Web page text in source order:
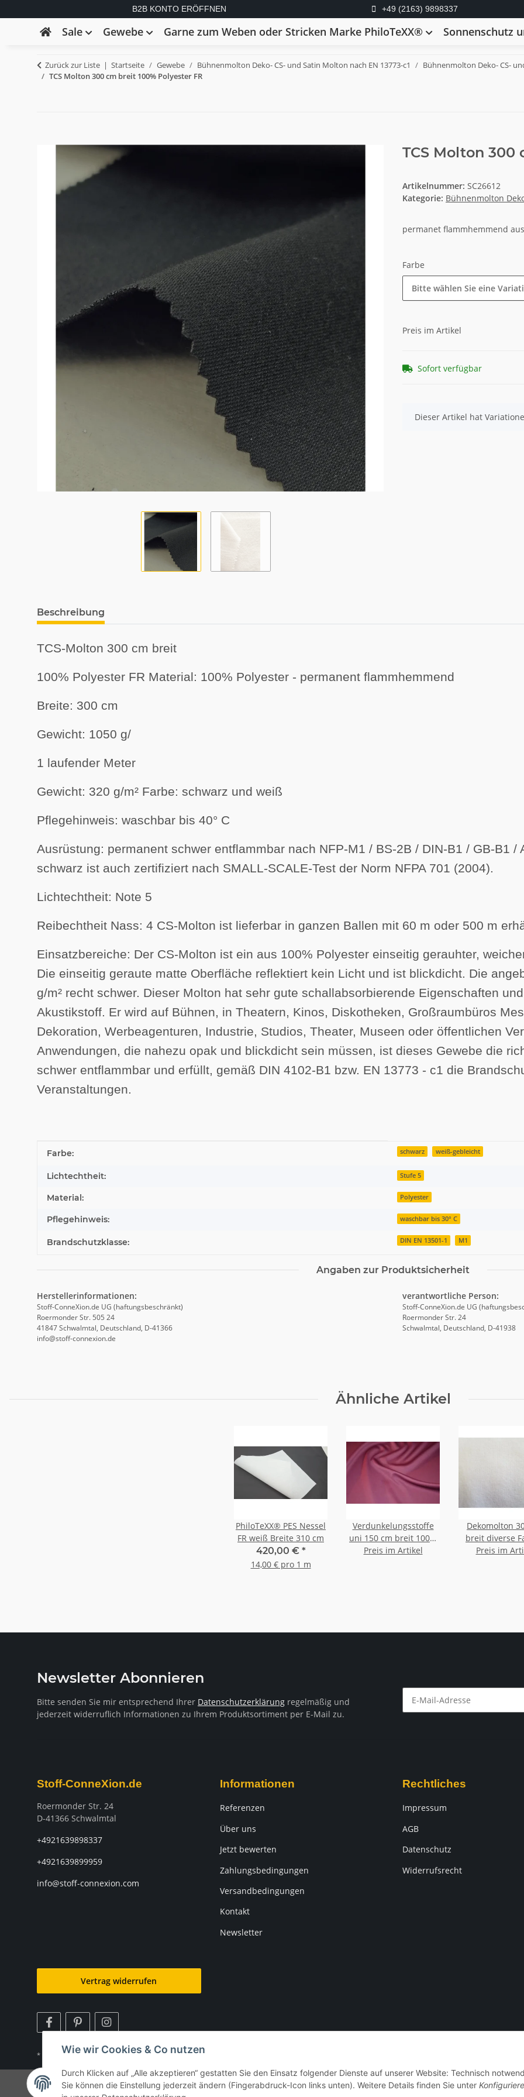
Wie wir Cookies & Co nutzen
Durch Klicken auf „Alle akzeptieren“ gestatten Sie den Einsatz folgender Dienste auf unserer Website: Technisch
Sie können die Einstellung jederzeit ändern (Fingerabdruck-Icon links unten). Weitere Details finden Sie unter
B2B KONTO ERÖFFNEN +49 (2163) 9898337
Sale Gewebe Garne zum Weben oder Stricken Marke PhiloTeXX® Sonnenschutz
Zurück zur Liste Startseite Gewebe Bühnenmolton Deko- CS- und Satin Molton nach EN 13773-c1
Bühnenmolton Deko- CS-
TCS Molton 300 cm breit 100% Polyester FR
TCS Molton 300
Artikelnummer: SC26612
Kategorie: Bühnenmolton
permanet flammhemmend
Farbe
Bitte wählen Sie eine
Preis im Artikel
Sofort verfügbar
x
Dieser Artikel hat
Beschreibung
TCS-Molton 300 cm breit
100% Polyester FR Material: 100% Polyester - permanent flammhemmend
Breite: 300 cm
Gewicht: 1050 g/
1 laufender Meter
Gewicht: 320 g/m² Farbe: schwarz und weiß
Pflegehinweis: waschbar bis 40° C
Ausrüstung: permanent schwer entflammbar nach NFP-M1 / BS-2B / DIN-B1 / GB-B1 /
schwarz ist auch zertifiziert nach SMALL-SCALE-Test der Norm NFPA 701 (2004).
Lichtechtheit: Note 5
Reibechtheit Nass: 4 CS-Molton ist lieferbar in ganzen Ballen mit 60 m oder 500 m
Einsatzbereiche: Der CS-Molton ist ein aus 100% Polyester einseitig gerauhter,
Die einseitig geraute matte Oberfläche reflektiert kein Licht und ist blickdicht. Die
g/m² recht schwer. Dieser Molton hat sehr gute schallabsorbierende Eigenschaften
Akustikstoff. Er wird auf Bühnen, in Theatern, Kinos, Diskotheken, Großraumbüros
Dekoration, Werbeagenturen, Industrie, Studios, Theater, Museen oder öffentlichen
Anwendungen, die nahezu opak und blickdicht sein müssen, ist dieses Gewebe die
schwer entflammbar und erfüllt, gemäß DIN 4102-B1 bzw. EN 13773 - c1 die
Veranstaltungen.
Produkteigenschaft
Wert
Farbe: schwarz weiß-gebleicht
Lichtechtheit: Stufe 5
Material: Polyester
Pflegehinweis: waschbar bis 30° C
Brandschutzklasse: DIN EN 13501-1 M1
Angaben zur Produktsicherheit
Herstellerinformationen:
Stoff-ConneXion.de UG (haftungsbeschränkt)
Roermonder Str. 505 24
41847 Schwalmtal, Deutschland, D-41366
info@stoff-connexion.de
verantwortliche Person:
Stoff-ConneXion.de UG
Roermonder Str. 24
Schwalmtal, Deutschland, D-41938
Ähnliche Artikel
PhiloTeXX® PES Nessel
FR weiß Breite 310 cm
420,00 € *
14,00 € pro 1 m
Verdunkelungsstoffe
uni 150 cm breit 100%
Polyester pflegeleicht
Preis im Artikel
Dekomolton
breit diverse
Preis im
Newsletter Abonnieren
Bitte senden Sie mir entsprechend Ihrer Datenschutzerklärung regelmäßig und
jederzeit widerruflich Informationen zu Ihrem Produktsortiment per E-Mail zu.
Stoff-ConneXion.de
Roermonder Str. 24
D-41366 Schwalmtal
+4921639898337
+4921639899959
info@stoff-connexion.com
Informationen
Referenzen
Über uns
Jetzt bewerten
Zahlungsbedingungen
Versandbedingungen
Kontakt
Newsletter
Rechtliches
Impressum
AGB
Datenschutz
Widerrufsrecht
Vertrag widerrufen
* Alle Preise inkl. gesetzlicher USt., zzgl.Versand
© Stoff-ConneXion - Powered by IT-X-TREME